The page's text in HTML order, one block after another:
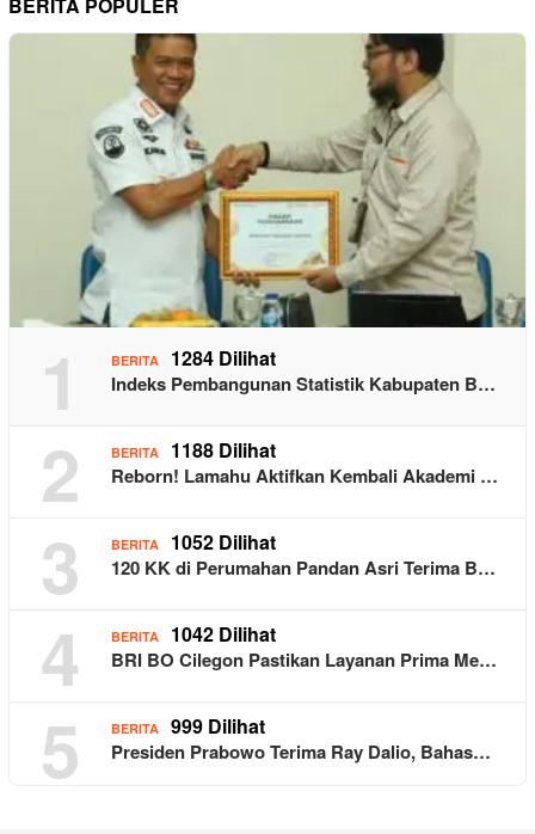
BERITA POPULER
1 BERITA 1284 Dilihat
Indeks Pembangunan Statistik Kabupaten B…
2 BERITA 1188 Dilihat
Reborn! Lamahu Aktifkan Kembali Akademi …
3 BERITA 1052 Dilihat
120 KK di Perumahan Pandan Asri Terima B…
4 BERITA 1042 Dilihat
BRI BO Cilegon Pastikan Layanan Prima Me…
5 BERITA 999 Dilihat
Presiden Prabowo Terima Ray Dalio, Bahas…